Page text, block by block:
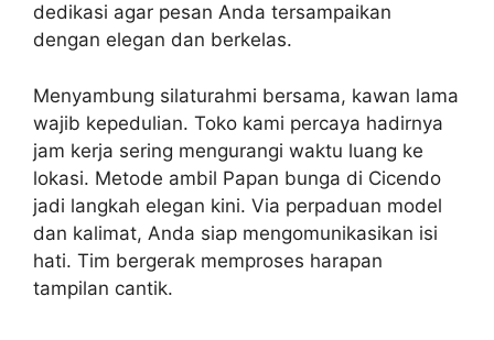
dedikasi agar pesan Anda tersampaikan
dengan elegan dan berkelas.
Menyambung silaturahmi bersama, kawan lama
wajib kepedulian. Toko kami percaya hadirnya
jam kerja sering mengurangi waktu luang ke
lokasi. Metode ambil Papan bunga di Cicendo
jadi langkah elegan kini. Via perpaduan model
dan kalimat, Anda siap mengomunikasikan isi
hati. Tim bergerak memproses harapan
tampilan cantik.